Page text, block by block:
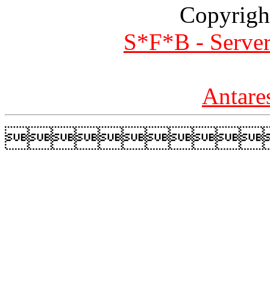
S*F*B -